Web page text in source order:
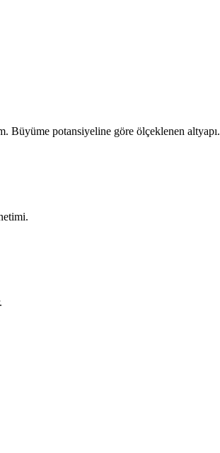
Büyüme potansiyeline göre ölçeklenen altyapı.